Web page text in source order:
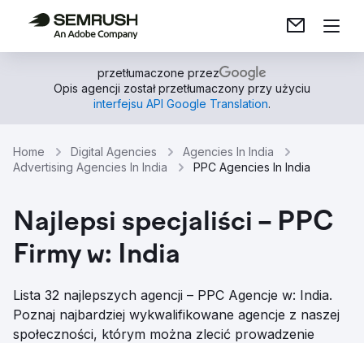
przetłumaczone przez
Opis agencji został przetłumaczony przy użyciu
interfejsu API Google Translation.
Home Digital Agencies
Agencies In India
Advertising Agencies In India
PPC Agencies In India
Najlepsi specjaliści – PPC
Firmy w: India
Lista 32 najlepszych agencji – PPC Agencje w: India.
Poznaj najbardziej wykwalifikowane agencje z naszej
społeczności, którym można zlecić prowadzenie